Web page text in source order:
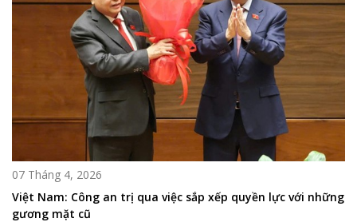
07 Tháng 4, 2026
Việt Nam: Công an trị qua việc sắp xếp quyền lực với những
gương mặt cũ